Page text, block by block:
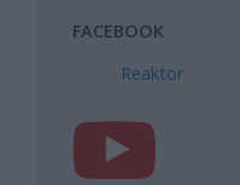
FACEBOOK
Reaktor